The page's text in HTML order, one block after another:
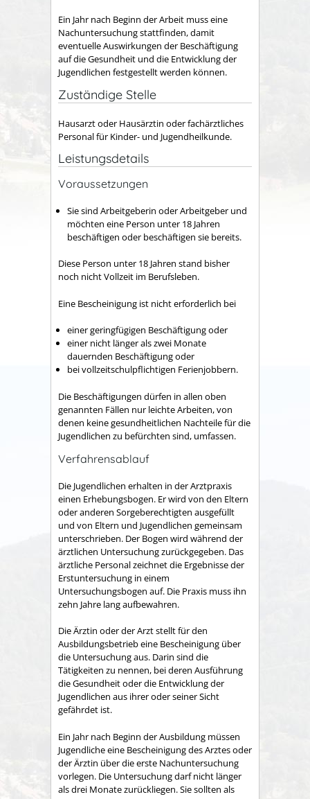
Ein Jahr nach Beginn der Arbeit muss eine
Nachuntersuchung stattfinden, damit
eventuelle Auswirkungen der Beschäftigung
auf die Gesundheit und die Entwicklung der
Jugendlichen festgestellt werden können.
Zuständige Stelle
Hausarzt oder Hausärztin oder fachärztliches
Personal für Kinder- und Jugendheilkunde.
Leistungsdetails
Voraussetzungen
Sie sind Arbeitgeberin oder Arbeitgeber und
möchten eine Person unter 18 Jahren
beschäftigen oder beschäftigen sie bereits.
Diese Person unter 18 Jahren stand bisher
noch nicht Vollzeit im Berufsleben.
Eine Bescheinigung ist nicht erforderlich bei
einer geringfügigen Beschäftigung oder
einer nicht länger als zwei Monate
dauernden Beschäftigung oder
bei vollzeitschulpflichtigen Ferienjobbern.
Die Beschäftigungen dürfen in allen oben
genannten Fällen nur leichte Arbeiten,von
denen keine gesundheitlichen Nachteile für die
Jugendlichen zu befürchten sind, umfassen.
Verfahrensablauf
Die Jugendlichen erhalten in der Arztpraxis
einen Erhebungsbogen. Er wird von den Eltern
oder anderen Sorgeberechtigten ausgefüllt
und von Eltern und Jugendlichen gemeinsam
unterschrieben. Der Bogen wird während der
ärztlichen Untersuchung zurückgegeben. Das
ärztliche Personal zeichnet die Ergebnisse der
Erstuntersuchung in einem
Untersuchungsbogen auf. Die Praxis muss ihn
zehn Jahre lang aufbewahren.
Die Ärztin oder der Arzt stellt für den
Ausbildungsbetrieb eine Bescheinigung über
die Untersuchung aus. Darin sind die
Tätigkeiten zu nennen, bei deren Ausführung
die Gesundheit oder die Entwicklung der
Jugendlichen aus ihrer oder seiner Sicht
gefährdet ist.
Ein Jahr nach Beginn der Ausbildung müssen
Jugendliche eine Bescheinigung des Arztes oder
der Ärztin über die erste Nachuntersuchung
vorlegen. Die Untersuchung darf nicht länger
als drei Monate zurückliegen.Sie sollten als